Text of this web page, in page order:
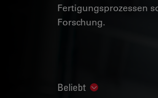
Fertigungsprozessen
Forschung.
Beliebt Show